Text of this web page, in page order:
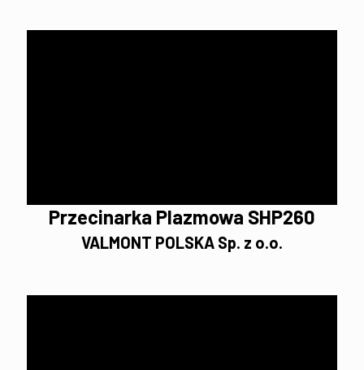
Przecinarka Plazmowa SHP260
VALMONT POLSKA Sp. z o.o.